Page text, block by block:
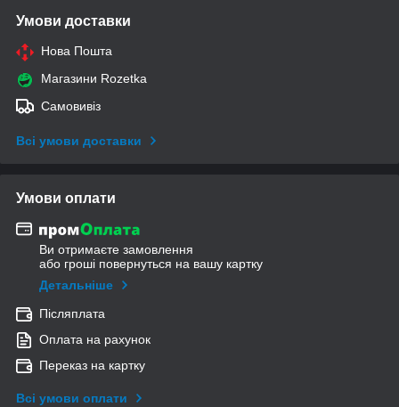
Умови доставки
Нова Пошта
Магазини Rozetka
Самовивіз
Всі умови доставки
Умови оплати
Ви отримаєте замовлення
або гроші повернуться на вашу картку
Детальніше
Післяплата
Оплата на рахунок
Переказ на картку
Всі умови оплати